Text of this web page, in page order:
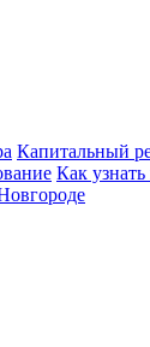
Капитальный
Как